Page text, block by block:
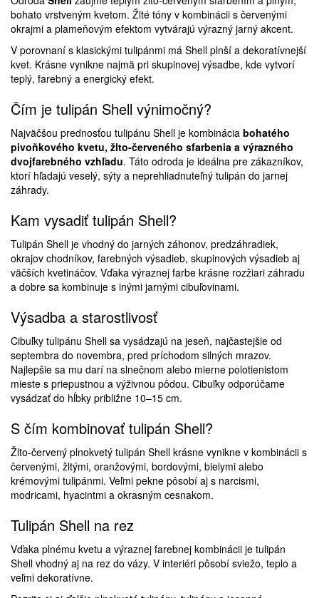
bohato vrstveným kvetom. Žlté tóny v kombinácii s červenými
okrajmi a plameňovým efektom vytvárajú výrazný jarný akcent.
V porovnaní s klasickými tulipánmi má Shell plnší a dekoratívnejší
kvet. Krásne vynikne najmä pri skupinovej výsadbe, kde vytvorí
teplý, farebný a energický efekt.
Čím je tulipán Shell výnimočný?
Najväčšou prednosťou tulipánu Shell je kombinácia bohatého
pivoňkového kvetu, žlto-červeného sfarbenia a výrazného
dvojfarebného vzhľadu. Táto odroda je ideálna pre zákazníkov,
ktorí hľadajú veselý, sýty a neprehliadnuteľný tulipán do jarnej
záhrady.
Kam vysadiť tulipán Shell?
Tulipán Shell je vhodný do jarných záhonov, predzáhradiek,
okrajov chodníkov, farebných výsadieb, skupinových výsadieb aj
väčších kvetináčov. Vďaka výraznej farbe krásne rozžiari záhradu
a dobre sa kombinuje s inými jarnými cibuľovinami.
Výsadba a starostlivosť
Cibuľky tulipánu Shell sa vysádzajú na jeseň, najčastejšie od
septembra do novembra, pred príchodom silných mrazov.
Najlepšie sa mu darí na slnečnom alebo mierne polotienistom
mieste s priepustnou a výživnou pôdou. Cibuľky odporúčame
vysádzať do hĺbky približne 10–15 cm.
S čím kombinovať tulipán Shell?
Žlto-červený plnokvetý tulipán Shell krásne vynikne v kombinácii s
červenými, žltými, oranžovými, bordovými, bielymi alebo
krémovými tulipánmi. Veľmi pekne pôsobí aj s narcismi,
modricami, hyacintmi a okrasným cesnakom.
Tulipán Shell na rez
Vďaka plnému kvetu a výraznej farebnej kombinácii je tulipán
Shell vhodný aj na rez do vázy. V interiéri pôsobí sviežo, teplo a
veľmi dekoratívne.